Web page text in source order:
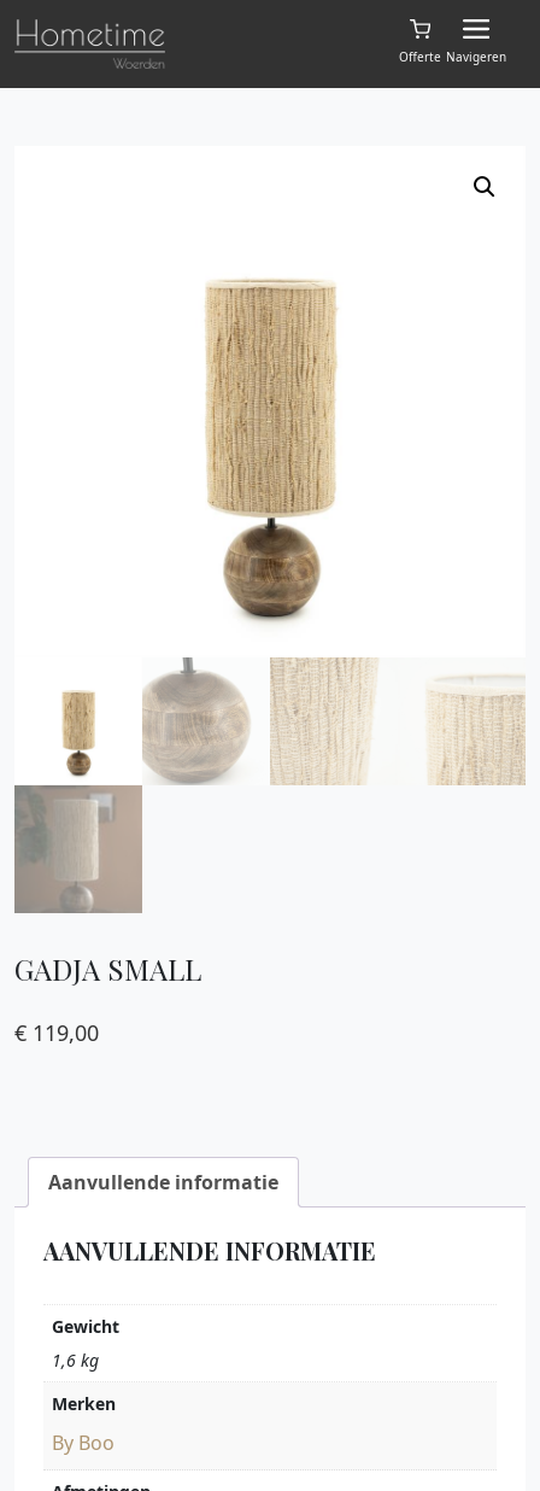
Offerte Navigeren
GADJA SMALL
€ 119,00
Aanvullende informatie
AANVULLENDE INFORMATIE
Gewicht
1,6 kg
Merken
By Boo